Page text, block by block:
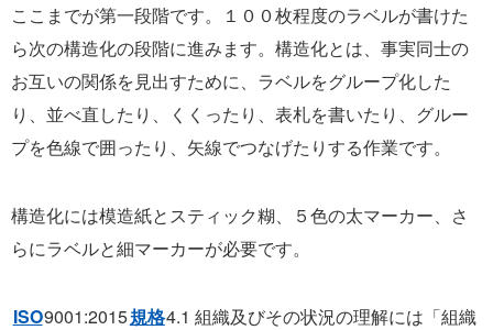
ここまでが第一段階です。１００枚程度のラベルが書けた
ら次の構造化の段階に進みます。構造化とは、事実同士の
お互いの関係を見出すために、ラベルをグループ化した
り、並べ直したり、くくったり、表札を書いたり、グルー
プを色線で囲ったり、矢線でつなげたりする作業です。
構造化には模造紙とスティック糊、５色の太マーカー、さ
らにラベルと細マーカーが必要です。
ISO9001:2015規格4.1 組織及びその状況の理解には「組織